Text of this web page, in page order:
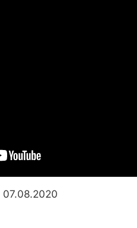
07.08.2020